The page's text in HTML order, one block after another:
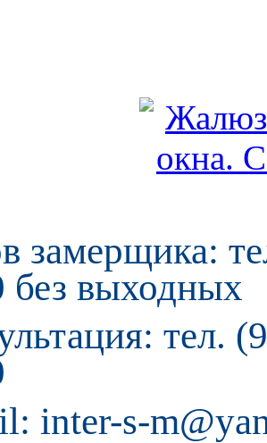
замерщика:
без выходных
тел.
inter-s-